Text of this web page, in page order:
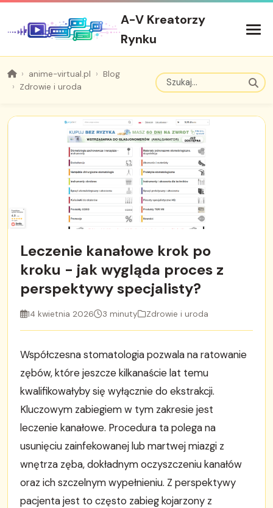
A-V Kreatorzy
Rynku
anime-virtual.pl
Blog
Zdrowie i uroda
Leczenie kanałowe krok po
kroku - jak wygląda proces z
perspektywy specjalisty?
14 kwietnia 2026 3 minuty Zdrowie i uroda
Współczesna stomatologia pozwala na ratowanie
zębów, które jeszcze kilkanaście lat temu
kwalifikowałyby się wyłącznie do ekstrakcji.
Kluczowym zabiegiem w tym zakresie jest
leczenie kanałowe. Procedura ta polega na
usunięciu zainfekowanej lub martwej miazgi z
wnętrza zęba, dokładnym oczyszczeniu kanałów
oraz ich szczelnym wypełnieniu. Z perspektywy
pacjenta jest to często zabieg kojarzony z